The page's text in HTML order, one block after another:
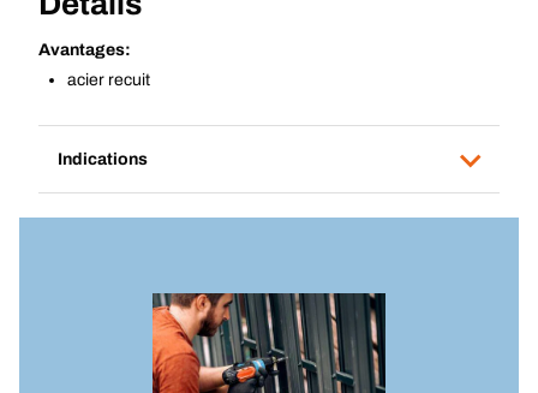
Avantages:
acier recuit
Indications